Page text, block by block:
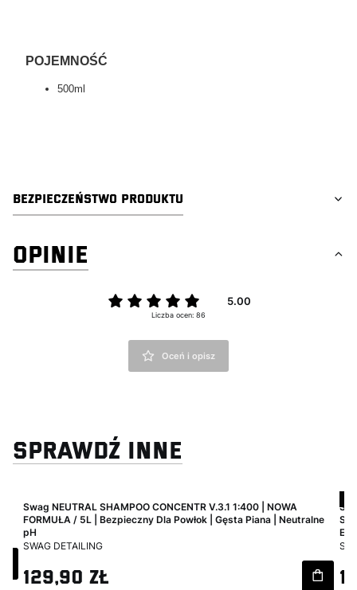
POJEMNOŚĆ
500ml
BEZPIECZEŃSTWO PRODUKTU
OPINIE
5.00
Liczba ocen: 86
Oceń i opisz
SPRAWDŹ INNE
Swag NEUTRAL SHAMPOO CONCENTR V.3.1 1:400 | NOWA
FORMUŁA / 5L | Bezpieczny Dla Powłok | Gęsta Piana | Neutralne
pH
PRODUCENT
SWAG DETAILING
Cena
129,90 zł